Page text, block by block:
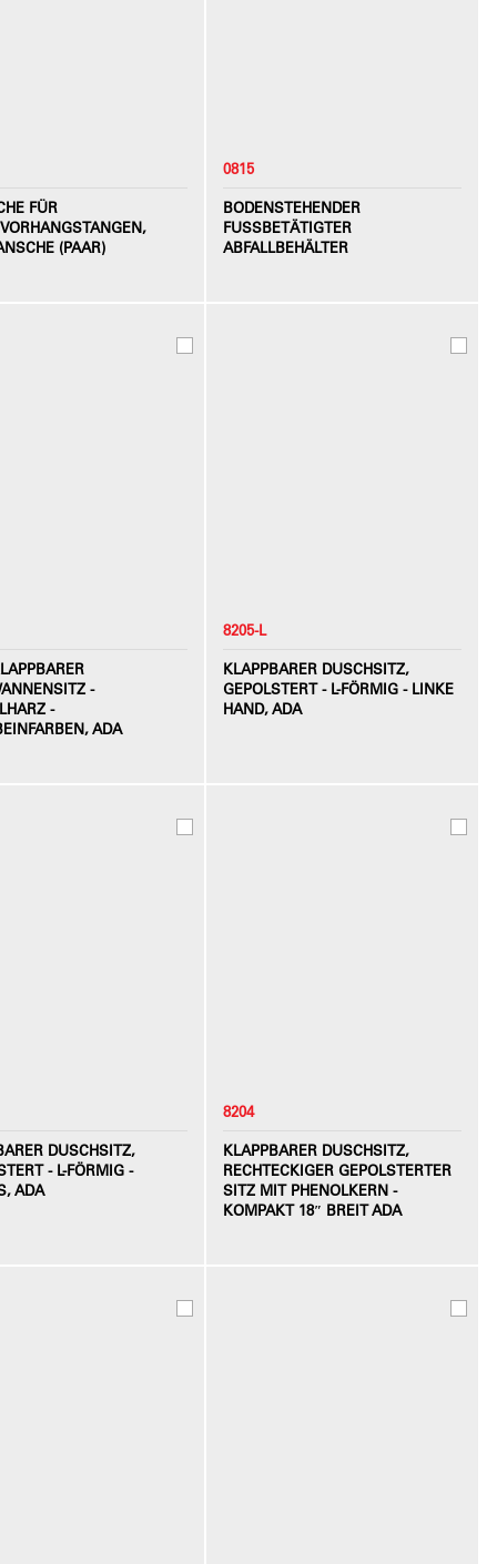
FÜR
(PAAR)
0815
BODENSTEHENDER
FUSSBETÄTIGTER A
BFALLBEHÄLTER
-
-
ADA
8205-L
KLAPPBARER DUSCHSITZ,
GEPOLSTERT - L-FÖRMIG - LINKE
HAND, ADA
DUSCHSITZ,
- L-FÖRMIG -
ADA
8204
KLAPPBARER DUSCHSITZ,
RECHTECKIGER GEPOLSTERTER
SITZ MIT PHENOLKERN -
KOMPAKT 18″ BREIT ADA